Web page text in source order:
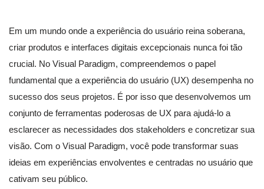
Em um mundo onde a experiência do usuário reina soberana,
criar produtos e interfaces digitais excepcionais nunca foi tão
crucial. No Visual Paradigm, compreendemos o papel
fundamental que a experiência do usuário (UX) desempenha no
sucesso dos seus projetos. É por isso que desenvolvemos um
conjunto de ferramentas poderosas de UX para ajudá-lo a
esclarecer as necessidades dos stakeholders e concretizar sua
visão. Com o Visual Paradigm, você pode transformar suas
ideias em experiências envolventes e centradas no usuário que
cativam seu público.